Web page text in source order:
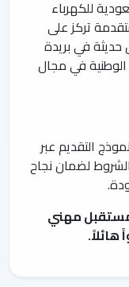
للكهرباء
تركز على
حديثة في بريدة
الوطنية في مجال
التقديم عبر
لضمان نجاح
مستقبل مهني